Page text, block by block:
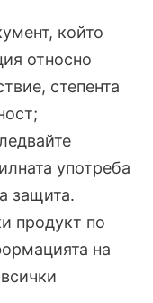
който
относно
степента
употреба
защита.
продукт по
на